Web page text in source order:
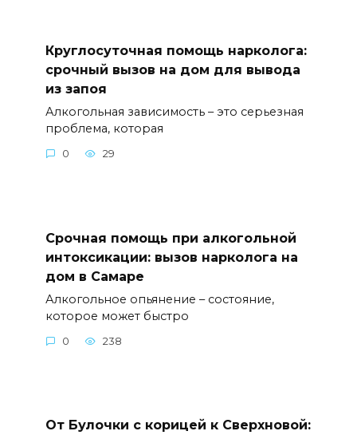
Круглосуточная помощь нарколога:
срочный вызов на дом для вывода
из запоя
Алкогольная зависимость – это серьезная
проблема, которая
0 29
Срочная помощь при алкогольной
интоксикации: вызов нарколога на
дом в Самаре
Алкогольное опьянение – состояние,
которое может быстро
0 238
От Булочки с корицей к Сверхновой: